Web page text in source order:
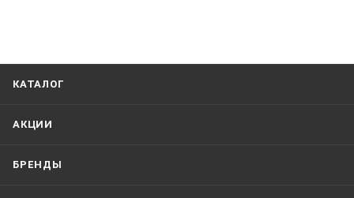
КАТАЛОГ
АКЦИИ
БРЕНДЫ